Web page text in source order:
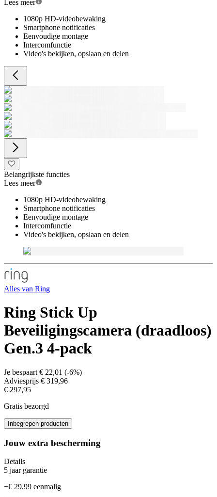
Lees meer
1080p HD-videobewaking
Smartphone notificaties
Eenvoudige montage
Intercomfunctie
Video's bekijken, opslaan en delen
Belangrijkste functies
Lees meer
1080p HD-videobewaking
Smartphone notificaties
Eenvoudige montage
Intercomfunctie
Video's bekijken, opslaan en delen
Alles van Ring
Ring Stick Up
Beveiligingscamera (draadloos)
Gen.3 4-pack
Je bespaart € 22,01 (-6%)
Adviesprijs € 319,96
€ 297,95
Gratis bezorgd
Inbegrepen producten
Jouw extra bescherming
Details
5 jaar garantie
+€ 29,99 eenmalig